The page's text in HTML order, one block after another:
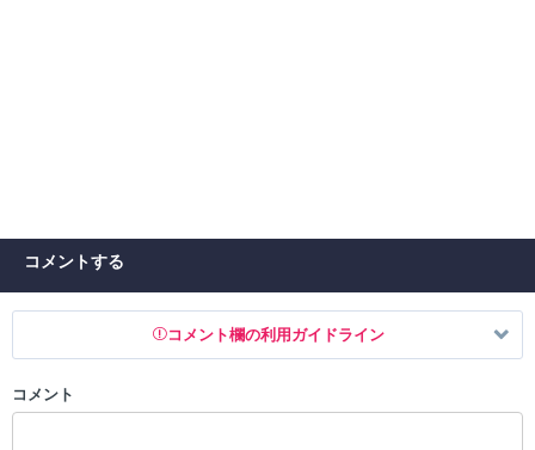
コメントする
コメント欄の利用ガイドライン
以下の書き込みを禁止とし、場合によってはコメント削除や書き込み制
コメント